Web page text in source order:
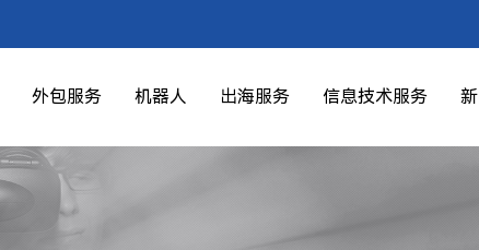
外包服务 机器人 出海服务 信息技术服务